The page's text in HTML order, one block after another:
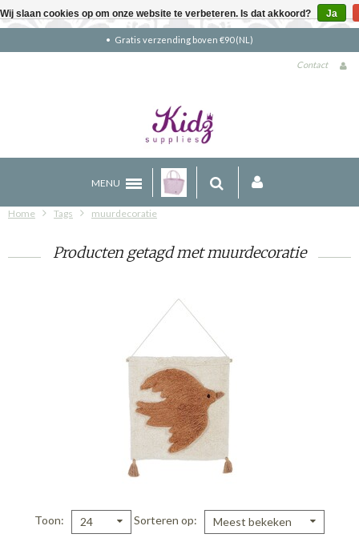
Gratis verzending boven €90 (NL)
Contact
MENU
Home Tags muurdecoratie
Producten getagd met muurdecoratie
Toon 24 Sorteren op Meest bekeken
Wij slaan cookies op om onze website te verbeteren. Is dat akkoord? Ja